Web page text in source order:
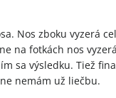
Nos zboku vyzerá
na fotkách nos
sa výsledku. Tiež
nemám už liečbu.